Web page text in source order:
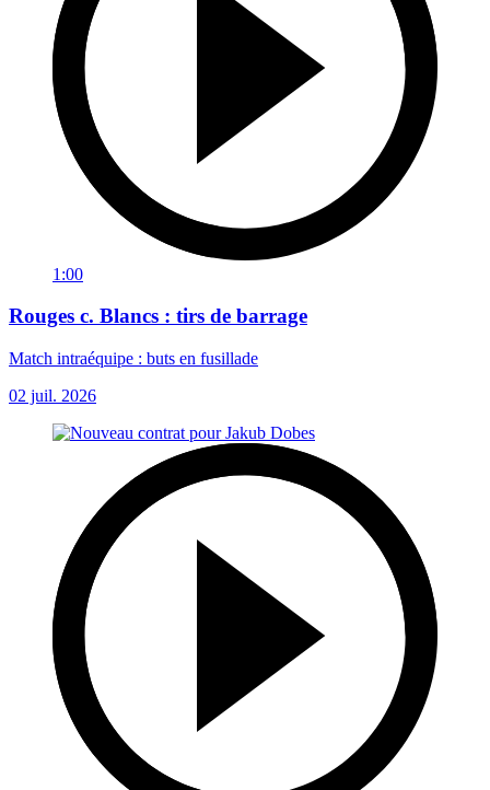
1:00
Rouges c. Blancs : tirs de barrage
Match intraéquipe : buts en fusillade
02 juil. 2026